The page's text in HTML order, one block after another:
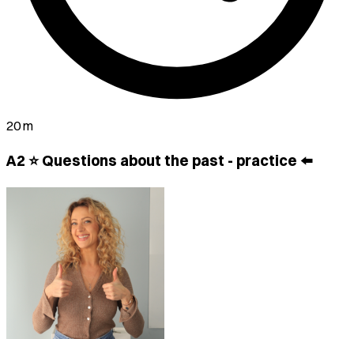
20 m
A2 ⭐ Questions about the past - practice ⬅️